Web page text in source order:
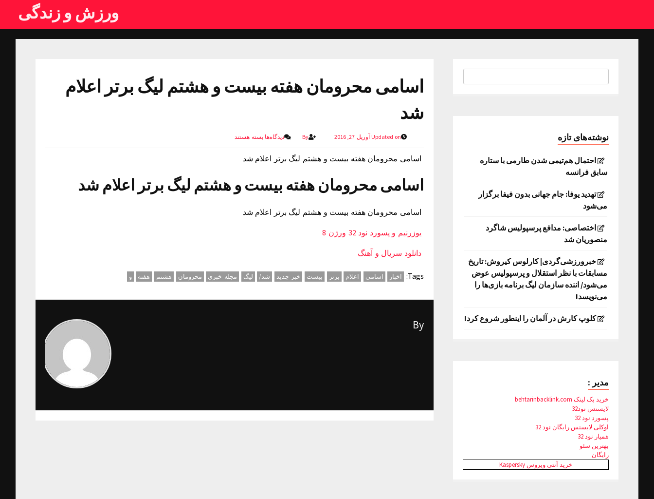
ورزش و زندگی
اسامی محرومان هفته بیست و هشتم لیگ برتر اعلام
شد
Updated on آوریل 27, 2016 By دیدگاه‌هابسته هستند
اسامی محرومان هفته بیست و هشتم لیگ برتر اعلام شد
اسامی محرومان هفته بیست و هشتم لیگ برتر اعلام شد
اسامی محرومان هفته بیست و هشتم لیگ برتر اعلام شد
یوزرنیم و پسورد نود 32 ورژن 8
دانلود سریال و آهنگ
Tags: اخبار اسامی اعلام برتر بیست خبر جدید شد/ لیگ مجله خبری محرومان هشتم هفته و
By
نوشته‌های تازه
احتمال هم‌تیمی شدن طارمی با ستاره
سابق فرانسه
تهدید یوفا: جام جهانی بدون فیفا برگزار
می‌شود
اختصاصی: مدافع پرسپولیس شاگرد
منصوریان شد
خبرورزشی‌گردی| کارلوس کیروش: تاریخ
مسابقات با نظر استقلال و پرسپولیس عوض
می‌شود/ اننده سازمان لیگ برنامه بازی‌ها را
می‌نویسد!
کلوپ کارش در آلمان را اینطور شروع کرد!
مدیر :
خرید بک لینک behtarinbacklink.com
لایسنس نود32
پسورد نود 32
اوکلی لایسنس رایگان نود 32
همیار نود 32
بهترین سئو
رایگان
خرید آنتی ویروس Kaspersky